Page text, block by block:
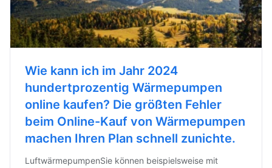
Wie kann ich im Jahr 2024
hundertprozentig Wärmepumpen
online kaufen? Die größten Fehler
beim Online-Kauf von Wärmepumpen
machen Ihren Plan schnell zunichte.
LuftwärmepumpenSie können beispielsweise mit